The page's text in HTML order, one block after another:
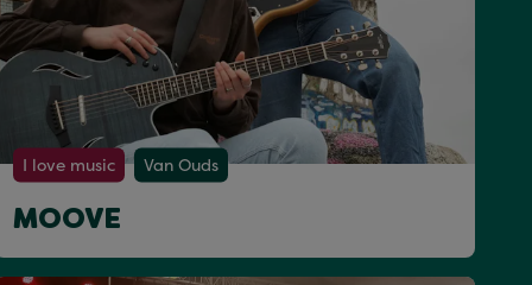
I love music Van Ouds
MOOVE